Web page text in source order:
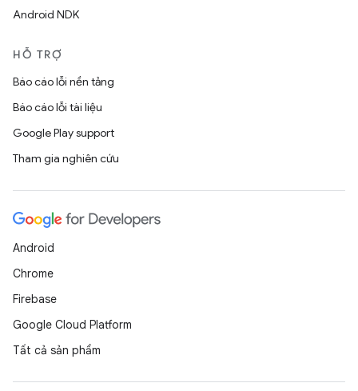
Android NDK
HỖ TRỢ
Báo cáo lỗi nền tảng
Báo cáo lỗi tài liệu
Google Play support
Tham gia nghiên cứu
Android
Chrome
Firebase
Google Cloud Platform
Tất cả sản phẩm